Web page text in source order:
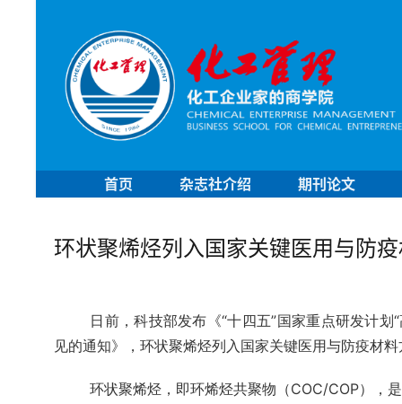
首页 杂志社介绍 期刊论文
环状聚烯烃列入国家关键医用与防
日前，科技部发布《“十四五”国家重点研发计
见的通知》，环状聚烯烃列入国家关键医用与防疫材
环状聚烯烃，即环烯烃共聚物（COC/COP），